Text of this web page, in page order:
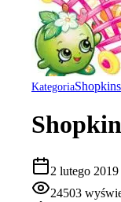
KategoriaShopkins
2 lutego 2019
24503